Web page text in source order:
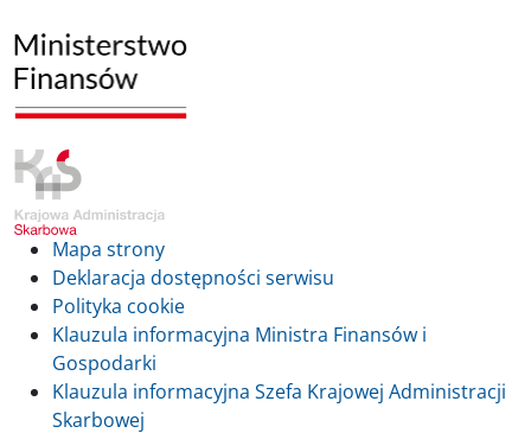
Mapa strony
Deklaracja dostępności serwisu
Polityka cookie
Klauzula informacyjna Ministra Finansów i
Gospodarki
Klauzula informacyjna Szefa Krajowej Administracji
Skarbowej